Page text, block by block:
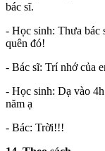
bác sĩ.
- Học sinh: Thưa bác
quên đó!
- Bác sĩ: Trí nhớ của
- Học sinh: Dạ vào
năm ạ
- Bác: Trời!!!